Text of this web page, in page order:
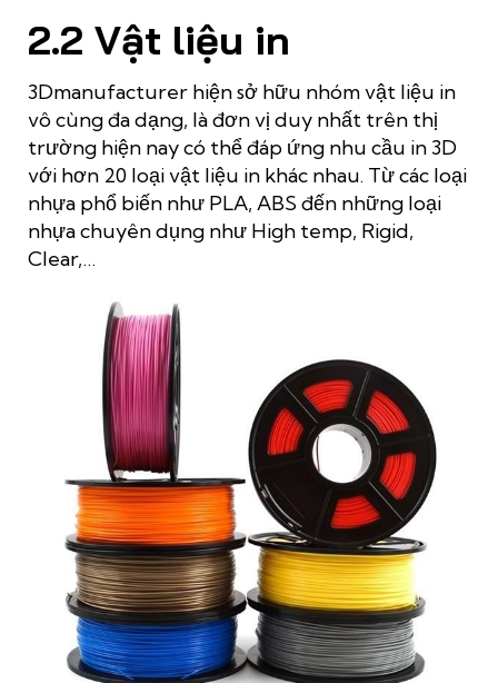
2.2 Vật liệu in
3Dmanufacturer hiện sở hữu nhóm vật liệu in
vô cùng đa dạng, là đơn vị duy nhất trên thị
trường hiện nay có thể đáp ứng nhu cầu in 3D
với hơn 20 loại vật liệu in khác nhau. Từ các loại
nhựa phổ biến như PLA, ABS đến những loại
nhựa chuyên dụng như High temp, Rigid,
Clear,…